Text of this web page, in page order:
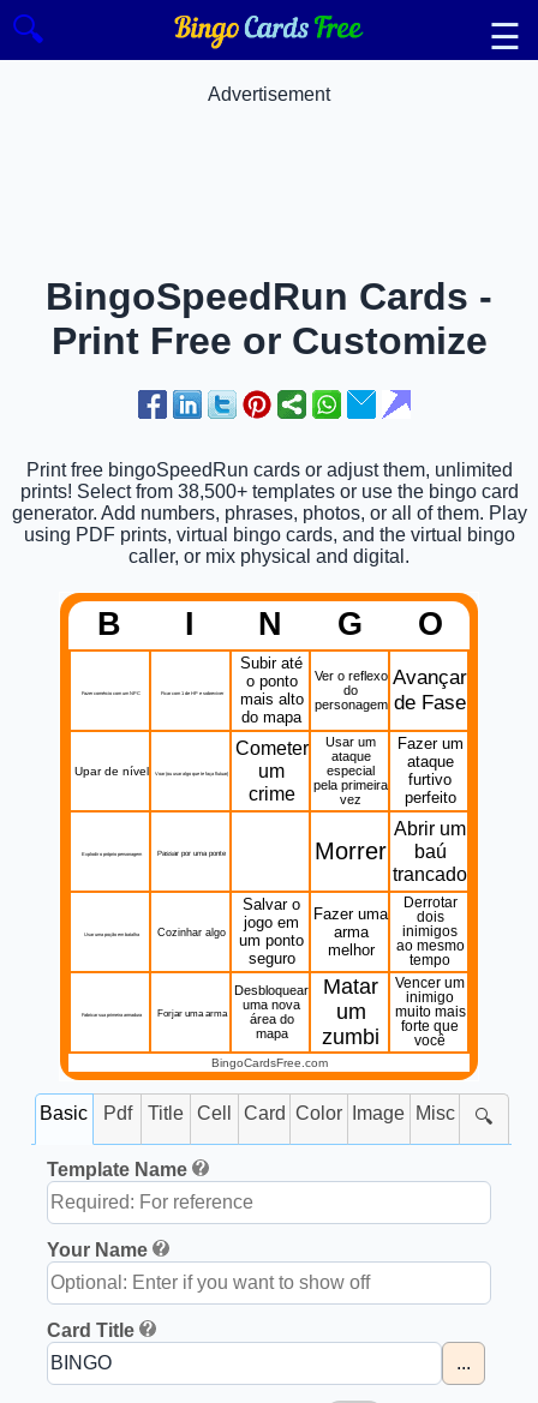
🔍 ☰
Advertisement
BingoSpeedRun Cards -
Print Free or Customize
Print free bingoSpeedRun cards or adjust them, unlimited
prints! Select from 38,500+ templates or use the bingo card
generator. Add numbers, phrases, photos, or all of them. Play
using PDF prints, virtual bingo cards, and the virtual bingo
caller, or mix physical and digital.
B I N G O
Fazer comércio com um NPC Ficar com 1 de HP e sobreviver
Subir até
o ponto
mais alto
do mapa
Ver o reflexo
do
personagem
Avançar
de Fase
Upar de nível Voar (ou usar algo que te faça flutuar)
Cometer
um
crime
Usar um
ataque
especial
pela primeira
vez
Fazer um
ataque
furtivo
perfeito
Explodir o próprio personagem Passar por uma ponte Morrer
Abrir um
baú
trancado
Usar uma poção em batalha Cozinhar algo
Salvar o
jogo em
um ponto
seguro
Fazer uma
arma
melhor
Derrotar
dois
inimigos
ao mesmo
tempo
Fabricar sua primeira armadura Forjar uma arma
Desbloquear
uma nova
área do
mapa
Matar
um
zumbi
Vencer um
inimigo
muito mais
forte que
você
BingoCardsFree.com
Basic Pdf Title Cell Card Color Image Misc 🔍
Template Name
Your Name
Card Title
...